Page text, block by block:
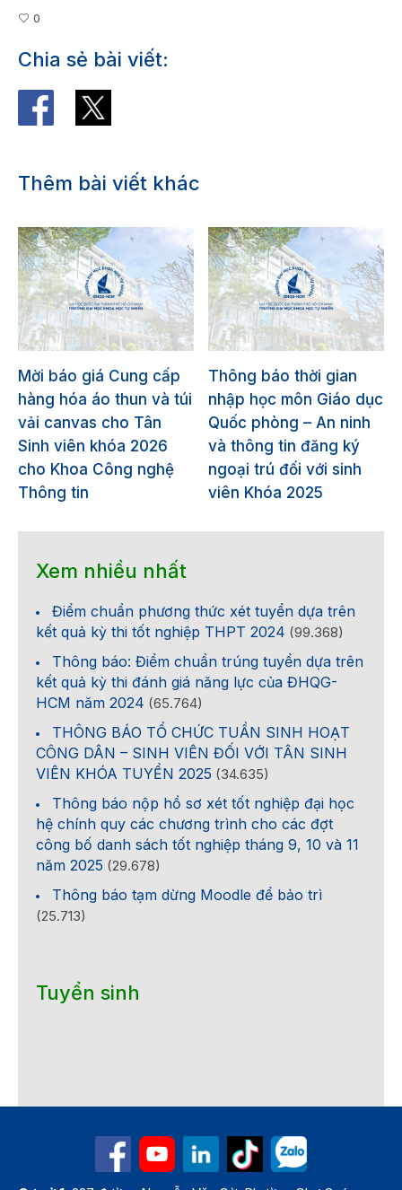
0
Chia sẻ bài viết:
Thêm bài viết khác
Mời báo giá Cung cấp
hàng hóa áo thun và túi
vải canvas cho Tân
Sinh viên khóa 2026
cho Khoa Công nghệ
Thông tin
Thông báo thời gian
nhập học môn Giáo dục
Quốc phòng – An ninh
và thông tin đăng ký
ngoại trú đối với sinh
viên Khóa 2025
Xem nhiều nhất
Điểm chuẩn phương thức xét tuyển dựa trên
kết quả kỳ thi tốt nghiệp THPT 2024 (99.368)
Thông báo: Điểm chuẩn trúng tuyển dựa trên
kết quả kỳ thi đánh giá năng lực của ĐHQG-
HCM năm 2024 (65.764)
THÔNG BÁO TỔ CHỨC TUẦN SINH HOẠT
CÔNG DÂN – SINH VIÊN ĐỐI VỚI TÂN SINH
VIÊN KHÓA TUYỂN 2025 (34.635)
Thông báo nộp hồ sơ xét tốt nghiệp đại học
hệ chính quy các chương trình cho các đợt
công bố danh sách tốt nghiệp tháng 9, 10 và 11
năm 2025 (29.678)
Thông báo tạm dừng Moodle để bảo trì
(25.713)
Tuyển sinh